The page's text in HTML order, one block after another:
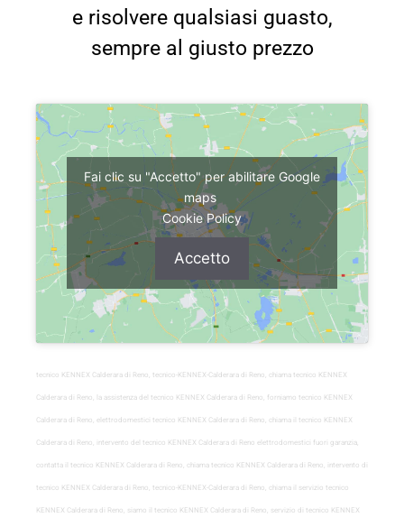
e risolvere qualsiasi guasto,
sempre al giusto prezzo
Fai clic su "Accetto" per abilitare Google
maps
Cookie Policy
Accetto
tecnico KENNEX Calderara di Reno, tecnico-KENNEX-Calderara di Reno, chiama tecnico KENNEX
Calderara di Reno, la assistenza del tecnico KENNEX Calderara di Reno, forniamo tecnico KENNEX
Calderara di Reno, elettrodomestici tecnico KENNEX Calderara di Reno, chiama il tecnico KENNEX
Calderara di Reno, intervento del tecnico KENNEX Calderara di Reno elettrodomestici fuori garanzia,
contatta il tecnico KENNEX Calderara di Reno, chiama tecnico KENNEX Calderara di Reno, intervento di
tecnico KENNEX Calderara di Reno, tecnico-KENNEX-Calderara di Reno, chiama il servizio tecnico
KENNEX Calderara di Reno, siamo il tecnico KENNEX Calderara di Reno, servizio di tecnico KENNEX